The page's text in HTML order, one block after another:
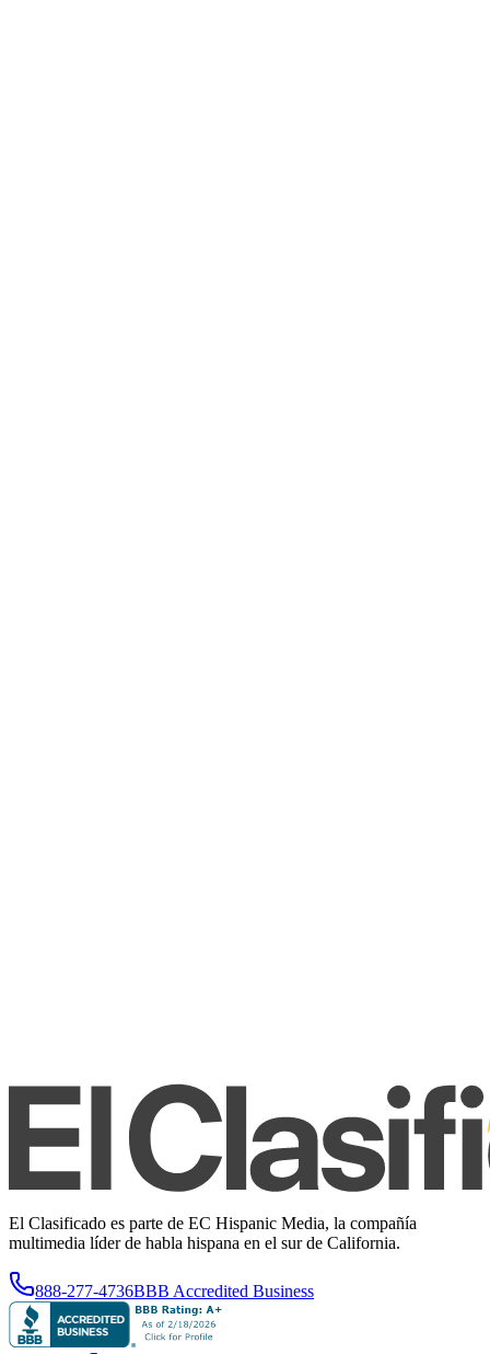
El Clasificado es parte de EC Hispanic Media, la compañía
multimedia líder de habla hispana en el sur de California.
888-277-4736BBB Accredited Business